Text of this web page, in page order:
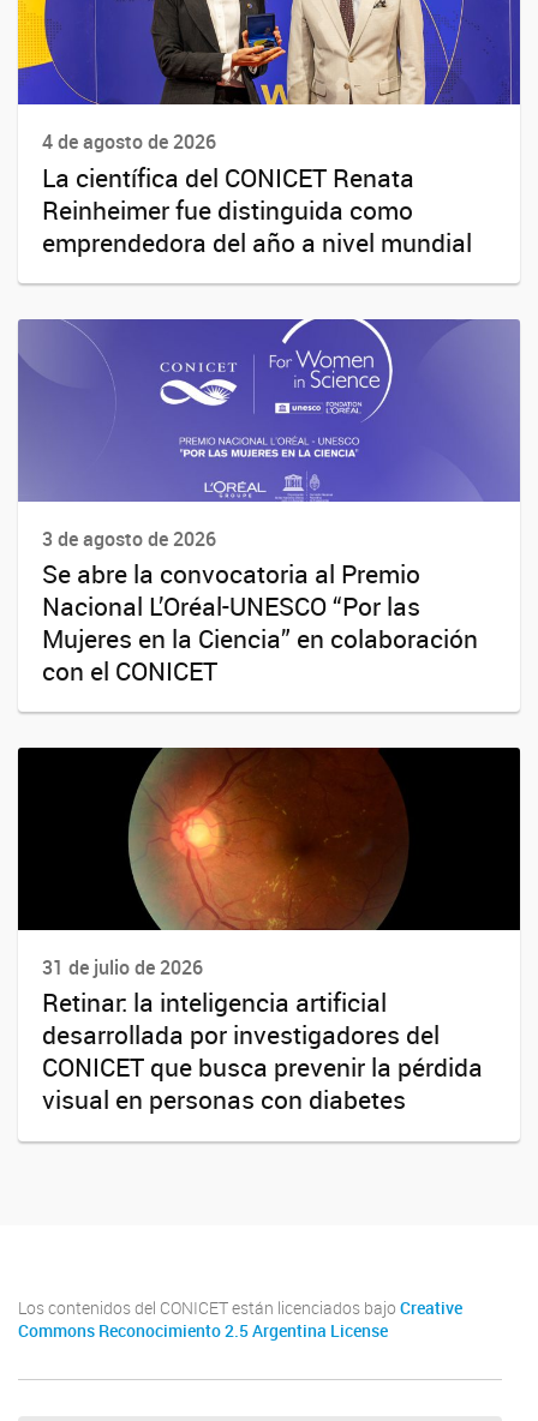
4 de agosto de 2026
La científica del CONICET Renata
Reinheimer fue distinguida como
emprendedora del año a nivel mundial
3 de agosto de 2026
Se abre la convocatoria al Premio
Nacional L’Oréal-UNESCO “Por las
Mujeres en la Ciencia” en colaboración
con el CONICET
31 de julio de 2026
Retinar: la inteligencia artificial
desarrollada por investigadores del
CONICET que busca prevenir la pérdida
visual en personas con diabetes
Los contenidos del CONICET están licenciados bajo Creative
Commons Reconocimiento 2.5 Argentina License